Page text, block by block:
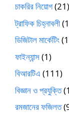
চাকরির নিয়োগ(21)
ট্রাফিক চিহ্নাবলী
ডিজিটাল মার্কেটিং
ফাইন্যান্স(1)
বিআরটিএ (111)
বিজ্ঞান ও প্রযুক্তি
রমজানের ফজিলত